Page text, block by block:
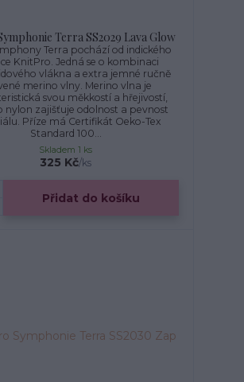
Terra SS2029 Lava Glow
Terra pochází od indického
KnitPro. Jedná se o kombinaci
vlákna a extra jemné ručně
merino vlny. Merino vlna je
svou měkkostí a hřejivostí,
nylon zajišťuje odolnost a pevnost
Příze má Certifikát Oeko-Tex
Standard 100...
325 Kč/ks
Skladem 1 ks
Přidat do košíku